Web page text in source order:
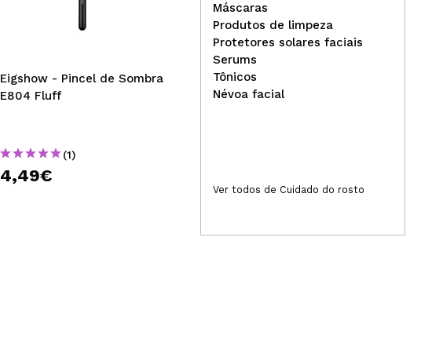
Eigshow - Pincel de Sombra
E804 Fluff
(1)
4,49€
Danessa Myricks Beauty -
Gel Multicromático Infinite
Chrome Flakes - Hot Lava
Máscaras
Produtos de limpeza
Protetores solares faciais
Serums
Tônicos
Névoa facial
Ver todos de Cuidado do rosto